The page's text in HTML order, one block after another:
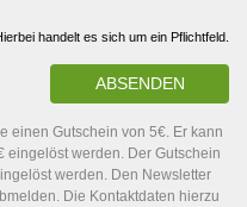
handelt es sich um ein Pflichtfeld.
ABSENDEN
einen Gutschein von 5€. Er kann
eingelöst werden. Der Gutschein
werden. Den Newsletter
Die Kontaktdaten hierzu